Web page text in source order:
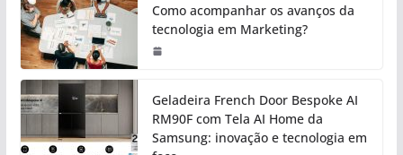
Como acompanhar os avanços da
tecnologia em Marketing?
Geladeira French Door Bespoke AI
RM90F com Tela AI Home da
Samsung: inovação e tecnologia em